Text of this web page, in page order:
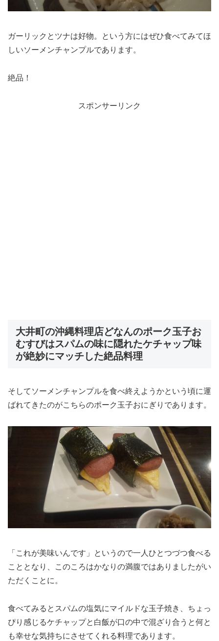
ガーリックとツナは好物。という方にはぜひ食べてみてほ
しいソーメンチャンプルであります。
絶品！
スポンサーリンク
大井町の沖縄料理店どなんのポーク玉子お
むすびはスパムの味に隠れたケチャップ味
が絶妙にマッチした絶品料理
そしてソーメンチャンプルを食べ終えようかという頃に運
ばれてきたのがこちらのポーク玉子おにぎりであります。
「これが美味いんです」というので一人ひとつづつ食べる
こととなり、このころはかなりの満腹ではありましたがい
ただくことに。
食べてみるとスパムの塩気にマイルドな玉子焼き、ちょっ
ぴり感じるケチャップと白飯が口の中で混ざり合うと何と
も幸せな気持ちにさせてくれる料理であります。